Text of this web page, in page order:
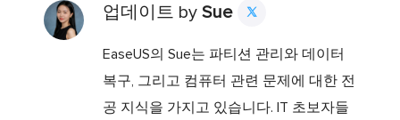
업데이트 by Sue 
EaseUS의 Sue는 파티션 관리와 데이터
복구, 그리고 컴퓨터 관련 문제에 대한 전
공 지식을 가지고 있습니다. IT 초보자들